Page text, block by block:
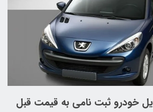
خودرو ثبت نامی به قیمت قبل